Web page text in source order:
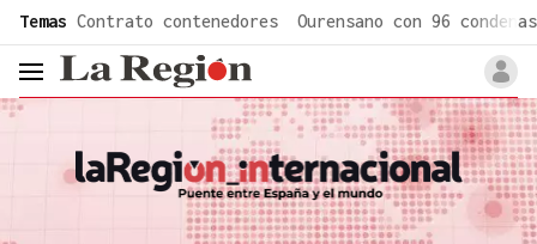
Temas Contrato contenedores Ourensano con 96 condenas
header.menu.open